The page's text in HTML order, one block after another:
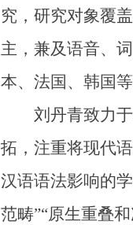
究，研究对象覆
主，兼及语音、
本、法国、韩国
刘丹青致力于
拓，注重将现代
汉语语法影响的
范畴”“原生重叠